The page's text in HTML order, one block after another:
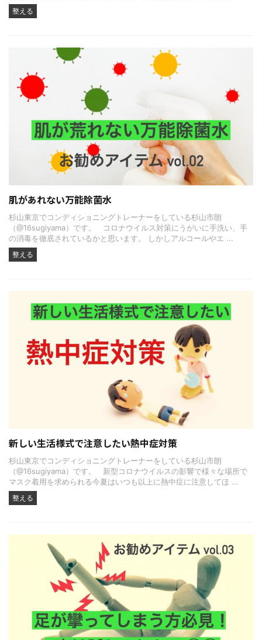
整える
肌があれない万能除菌水
杉山東京でコンディショニングトレーナーをしている杉山市朗
（@16sugiyama）です。 コロナウイルス対策にうがいに手洗い、手
の消毒を徹底されているかと思います。 しかしアルコールやエ ...
整える
新しい生活様式で注意したい熱中症対策
杉山東京でコンディショニングトレーナーをしている杉山市朗
（@16sugiyama）です。 新型コロナウイルスの影響で様々な場所で
マスク着用を求められる今夏はいつも以上に熱中症に注意してほ ...
整える